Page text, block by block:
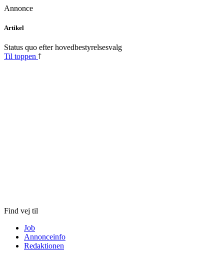
Annonce
Skip
content
Artikel
Status quo efter hovedbestyrelsesvalg
Til toppen
Find vej til
Job
Annonceinfo
Redaktionen